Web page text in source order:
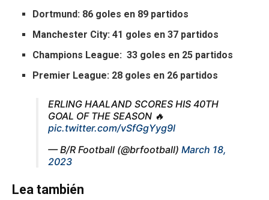
Dortmund: 86 goles en 89 partidos
Manchester City: 41 goles en 37 partidos
Champions League: 33 goles en 25 partidos
Premier League: 28 goles en 26 partidos
ERLING HAALAND SCORES HIS 40TH
GOAL OF THE SEASON 🔥
pic.twitter.com/vSfGgYyg9l
— B/R Football (@brfootball) March 18,
2023
Lea también